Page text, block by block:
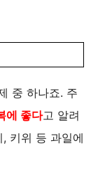
중 하나죠. 주
에 좋다고 알려
키위 등 과일에